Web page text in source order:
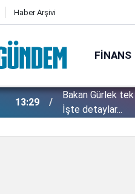
Haber Arşivi
FINANS
13:29
Bakan Gürlek
İşte detaylar...